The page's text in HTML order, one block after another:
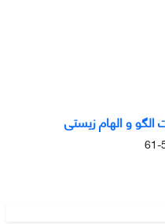
و الهام زیستی